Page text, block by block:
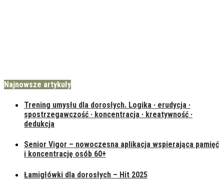
Najnowsze artykuły
Trening umysłu dla dorosłych. Logika · erudycja ·
spostrzegawczość · koncentracja · kreatywność ·
dedukcja
Senior Vigor – nowoczesna aplikacja wspierająca pamięć
i koncentrację osób 60+
Łamigłówki dla dorosłych – Hit 2025